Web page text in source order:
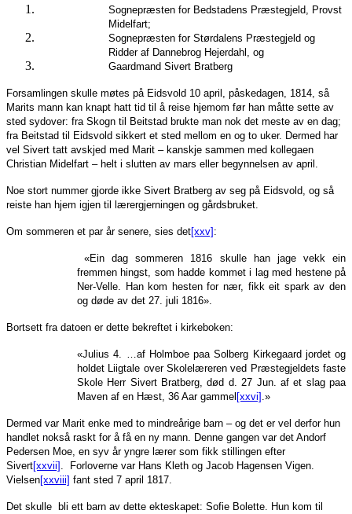
Sognepræsten for Bedstadens Præstegjeld, Provst
Midelfart;
Sognepræsten for Størdalens Præstegjeld og
Ridder af Dannebrog Hejerdahl, og
Gaardmand Sivert Bratberg
Forsamlingen skulle møtes på Eidsvold 10 april, påskedagen, 1814, så
Marits mann kan knapt hatt tid til å reise hjemom før han måtte sette av
sted sydover: fra Skogn til Beitstad brukte man nok det meste av en dag;
fra Beitstad til Eidsvold sikkert et sted mellom en og to uker. Dermed har
vel Sivert tatt avskjed med Marit – kanskje sammen med kollegaen
Christian Midelfart – helt i slutten av mars eller begynnelsen av april.
Noe stort nummer gjorde ikke Sivert Bratberg av seg på Eidsvold, og så
reiste han hjem igjen til lærergjerningen og gårdsbruket.
Om sommeren et par år senere, sies det[xxv] :
«Ein dag sommeren 1816 skulle han jage vekk ein
fremmen hingst, som hadde kommet i lag med hestene på
Ner-Velle. Han kom hesten for nær, fikk eit spark av den
og døde av det 27. juli 1816».
Bortsett fra datoen er dette bekreftet i kirkeboken:
«Julius 4. …af Holmboe paa Solberg Kirkegaard jordet og
holdet Liigtale over Skolelæreren ved Præstegjeldets faste
Skole Herr Sivert Bratberg, død d. 27 Jun. af et slag paa
Maven af en Hæst, 36 Aar gammel [xxvi] .»
Dermed var Marit enke med to mindreårige barn – og det er vel derfor hun
handlet nokså raskt for å få en ny mann. Denne gangen var det Andorf
Pedersen Moe, en syv år yngre lærer som fikk stillingen efter
Sivert[xxvii] . Forloverne var Hans Kleth og Jacob Hagensen Vigen.
Vielsen[xxviii] fant sted 7 april 1817.
Det skulle bli ett barn av dette ekteskapet: Sofie Bolette. Hun kom til